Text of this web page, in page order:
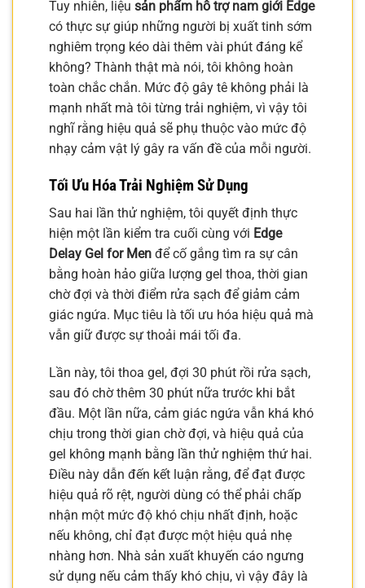
Tuy nhiên, liệu sản phẩm hỗ trợ nam giới Edge
có thực sự giúp những người bị xuất tinh sớm
nghiêm trọng kéo dài thêm vài phút đáng kể
không? Thành thật mà nói, tôi không hoàn
toàn chắc chắn. Mức độ gây tê không phải là
mạnh nhất mà tôi từng trải nghiệm, vì vậy tôi
nghĩ rằng hiệu quả sẽ phụ thuộc vào mức độ
nhạy cảm vật lý gây ra vấn đề của mỗi người.
Tối Ưu Hóa Trải Nghiệm Sử Dụng
Sau hai lần thử nghiệm, tôi quyết định thực
hiện một lần kiểm tra cuối cùng với Edge
Delay Gel for Men để cố gắng tìm ra sự cân
bằng hoàn hảo giữa lượng gel thoa, thời gian
chờ đợi và thời điểm rửa sạch để giảm cảm
giác ngứa. Mục tiêu là tối ưu hóa hiệu quả mà
vẫn giữ được sự thoải mái tối đa.
Lần này, tôi thoa gel, đợi 30 phút rồi rửa sạch,
sau đó chờ thêm 30 phút nữa trước khi bắt
đầu. Một lần nữa, cảm giác ngứa vẫn khá khó
chịu trong thời gian chờ đợi, và hiệu quả của
gel không mạnh bằng lần thử nghiệm thứ hai.
Điều này dẫn đến kết luận rằng, để đạt được
hiệu quả rõ rệt, người dùng có thể phải chấp
nhận một mức độ khó chịu nhất định, hoặc
nếu không, chỉ đạt được một hiệu quả nhẹ
nhàng hơn. Nhà sản xuất khuyến cáo ngưng
sử dụng nếu cảm thấy khó chịu, vì vậy đây là